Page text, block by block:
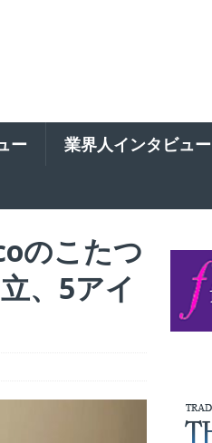
ー 業界人インタビュー
のこたつ
、5アイ